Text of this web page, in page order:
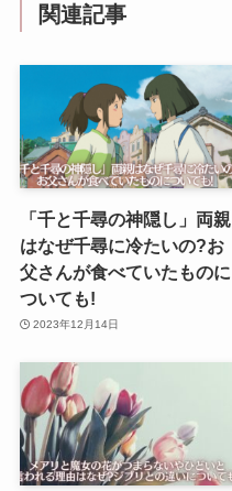
関連記事
「千と千尋の神隠し」両親
はなぜ千尋に冷たいの?お
父さんが食べていたものに
ついても!
2023年12月14日